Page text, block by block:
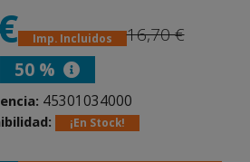
Imp. Incluidos
16,70 €
50 %
45301034000
¡En Stock!